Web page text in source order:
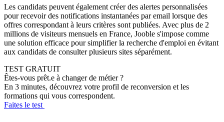
Les candidats peuvent également créer des alertes personnalisées
pour recevoir des notifications instantanées par email lorsque des
offres correspondant à leurs critères sont publiées. Avec plus de 2
millions de visiteurs mensuels en France, Jooble s'impose comme
une solution efficace pour simplifier la recherche d'emploi en évitant
aux candidats de consulter plusieurs sites séparément.
TEST GRATUIT
Êtes-vous prêt.e à changer de métier ?
En 3 minutes, découvrez votre profil de reconversion et les
formations qui vous correspondent.
Faites le test